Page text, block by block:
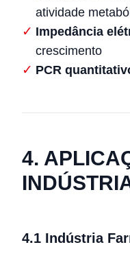
atividade
Impedância
crescimento
PCR
4.
4.1 Indústria